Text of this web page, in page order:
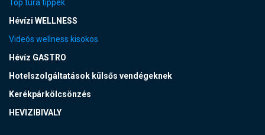
Top túra tippek
Hévízi WELLNESS
Videós wellness kisokos
Hévíz GASTRO
Hotelszolgáltatások külsős vendégeknek
Kerékpárkölcsönzés
HEVIZIBIVALY